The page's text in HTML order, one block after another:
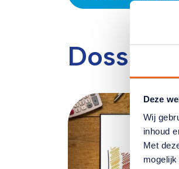
Deze
Wij
inhoud
Met
Dossiers